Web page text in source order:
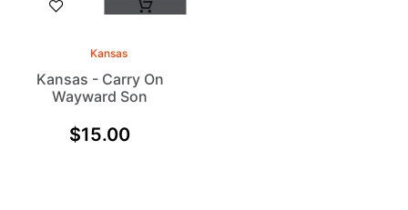
Kansas
Kansas - Carry On
Wayward Son
$15.00